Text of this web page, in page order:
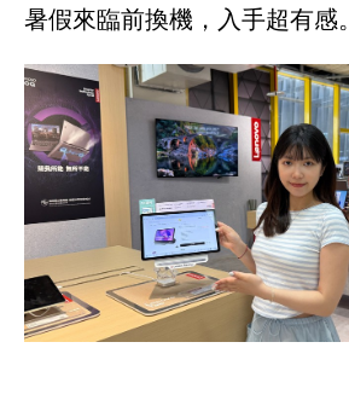
暑假來臨前換機，入手超有感。